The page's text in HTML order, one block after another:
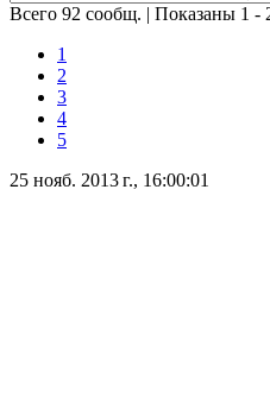
Всего 92 сообщ. | Показаны 1 -
1
2
3
4
5
25 нояб. 2013 г., 16:00:01